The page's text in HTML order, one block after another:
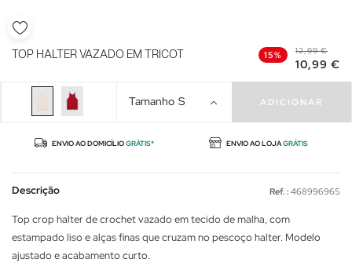
TOP HALTER VAZADO EM TRICOT 15% 12,99 €
10,99 €
Tamanho S ADICIONAR
ENVIO AO DOMICÍLIOGRÁTIS* ENVIO AO LOJAGRÁTIS
Descrição Ref. : 468996965
Top crop halter de crochet vazado em tecido de malha, com
estampado liso e alças finas que cruzam no pescoço halter. Modelo
ajustado e acabamento curto.